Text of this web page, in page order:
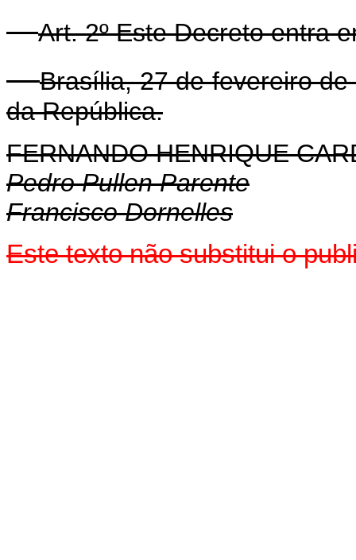
Art. 2º Este Decreto entra
Brasília, 27 de fevereiro de
da República.
FERNANDO HENRIQUE
Pedro Pullen Parente
Francisco Dornelles
Este texto não substitui o